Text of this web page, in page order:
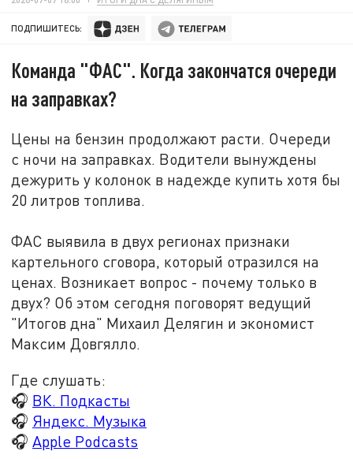
ПОДПИШИТЕСЬ:
Команда "ФАС". Когда закончатся очереди
на заправках?
Цены на бензин продолжают расти. Очереди
с ночи на заправках. Водители вынуждены
дежурить у колонок в надежде купить хотя бы
20 литров топлива.
ФАС выявила в двух регионах признаки
картельного сговора, который отразился на
ценах. Возникает вопрос - почему только в
двух? Об этом сегодня поговорят ведущий
"Итогов дна" Михаил Делягин и экономист
Максим Довгялло.
Где слушать:
🎧 ВК. Подкасты
🎧 Яндекс. Музыка
🎧 Apple Podcasts